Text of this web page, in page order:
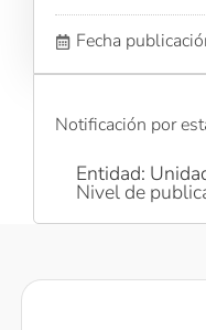
Fecha
Notificación por
Entidad:
Nivel de